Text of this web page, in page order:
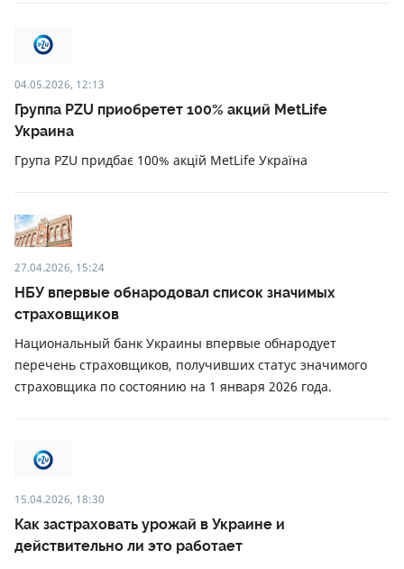
04.05.2026, 12:13
Группа PZU приобретет 100% акций MetLife
Украина
Група PZU придбає 100% акцій MetLife Україна
27.04.2026, 15:24
НБУ впервые обнародовал список значимых
страховщиков
Национальный банк Украины впервые обнародует
перечень страховщиков, получивших статус значимого
страховщика по состоянию на 1 января 2026 года.
15.04.2026, 18:30
Как застраховать урожай в Украине и
действительно ли это работает